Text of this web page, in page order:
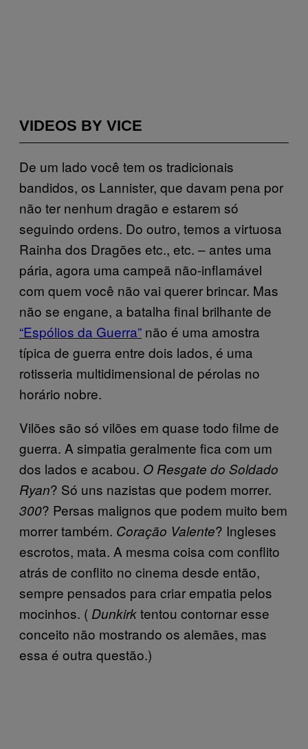
VIDEOS BY VICE
De um lado você tem os tradicionais
bandidos, os Lannister, que davam pena por
não ter nenhum dragão e estarem só
seguindo ordens. Do outro, temos a virtuosa
Rainha dos Dragões etc., etc. – antes uma
pária, agora uma campeã não-inflamável
com quem você não vai querer brincar. Mas
não se engane, a batalha final brilhante de
“Espólios da Guerra” não é uma amostra
típica de guerra entre dois lados, é uma
rotisseria multidimensional de pérolas no
horário nobre.
Vilões são só vilões em quase todo filme de
guerra. A simpatia geralmente fica com um
dos lados e acabou. O Resgate do Soldado
Ryan? Só uns nazistas que podem morrer.
300? Persas malignos que podem muito bem
morrer também. Coração Valente? Ingleses
escrotos, mata. A mesma coisa com conflito
atrás de conflito no cinema desde então,
sempre pensados para criar empatia pelos
mocinhos. ( Dunkirktentou contornar esse
conceito não mostrando os alemães, mas
essa é outra questão.)